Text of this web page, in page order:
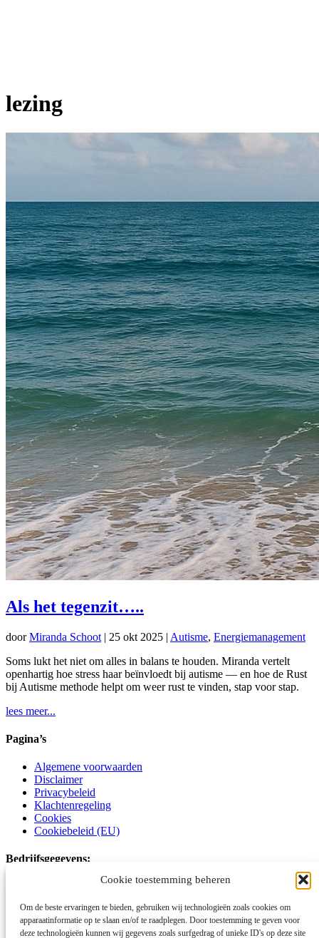
Cookie toestemming beheren
Om de beste ervaringen te bieden, gebruiken wij technologieën zoals cookies om
apparaatinformatie op te slaan en/of te raadplegen. Door toestemming te geven voor
deze technologieën kunnen wij gegevens zoals surfgedrag of unieke ID's op deze site
lezing
Als het tegenzit…..
doorMiranda Schoot | 25 okt 2025 | Autisme, Energiemanagement
Soms lukt het niet om alles in balans te houden. Miranda vertelt
openhartig hoe stress haar beïnvloedt bij autisme — en hoe de Rust
bij Autisme methode helpt om weer rust te vinden, stap voor stap.
lees meer...
Pagina’s
Algemene voorwaarden
Disclaimer
Privacybeleid
Klachtenregeling
Cookies
Cookiebeleid (EU)
Bedrijfsgegevens:
Schoot Kracht Autismecoaching
Voornamelijk online en op locatie
06-15177746